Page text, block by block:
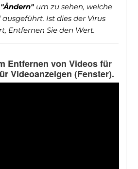
"Ändern"um zu sehen, welche
Ist dies der Virus
Entfernen Sie den Wert.
Entfernen von Videos für
Videoanzeigen (Fenster).